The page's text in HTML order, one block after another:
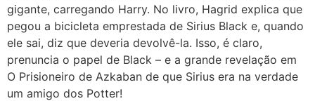
gigante, carregando Harry. No livro, Hagrid explica que
pegou a bicicleta emprestada de Sirius Black e, quando
ele sai, diz que deveria devolvê-la. Isso, é claro,
prenuncia o papel de Black – e a grande revelação em
O Prisioneiro de Azkaban de que Sirius era na verdade
um amigo dos Potter!